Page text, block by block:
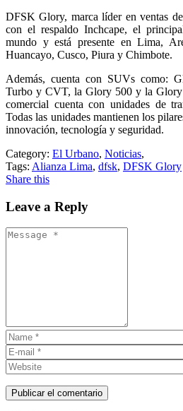
DFSK Glory, marca líder en ventas
con el respaldo Inchcape, el
mundo y está presente en Lima,
Huancayo, Cusco, Piura y Chimbote.
Además, cuenta con SUVs como:
Turbo y CVT, la Glory 500 y la Glory
comercial cuenta con unidades de
Todas las unidades mantienen los
innovación, tecnología y seguridad.
Category: El Urbano, Noticias,
Tags: Alianza Lima, dfsk, DFSK Glory
Share this
Leave a Reply